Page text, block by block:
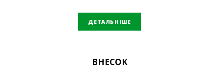
ДЕТАЛЬНІШЕ
ВНЕСОК